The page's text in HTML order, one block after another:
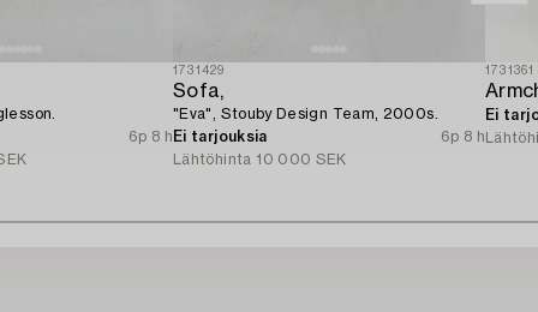
6p 8 h
1731429
Sofa,
"Eva", Stouby Design Team, 2000s.
Ei tarjouksia
6p 8 h
Lähtöhinta 10 000 SEK
1731361
Ei